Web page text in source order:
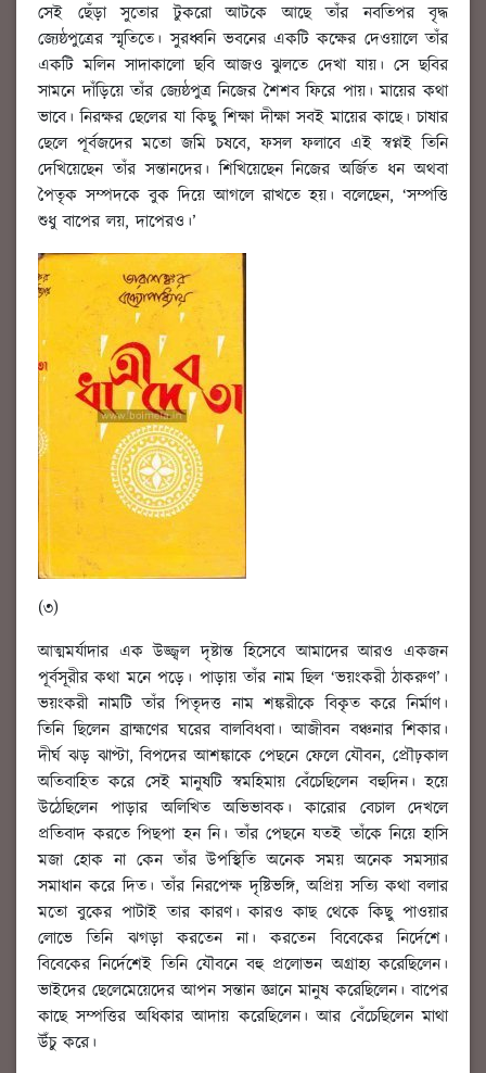
সেই ছেঁড়া সুতোর টুকরো আটকে আছে তাঁর নবতিপর বৃদ্ধ
জ্যেষ্ঠপুত্রের স্মৃতিতে। সুরধ্বনি ভবনের একটি কক্ষের দেওয়ালে তাঁর
একটি মলিন সাদাকালো ছবি আজও ঝুলতে দেখা যায়। সে ছবির
সামনে দাঁড়িয়ে তাঁর জ্যেষ্ঠপুত্র নিজের শৈশব ফিরে পায়। মায়ের কথা
ভাবে। নিরক্ষর ছেলের যা কিছু শিক্ষা দীক্ষা সবই মায়ের কাছে। চাষার
ছেলে পূর্বজদের মতো জমি চষবে, ফসল ফলাবে এই স্বপ্নই তিনি
দেখিয়েছেন তাঁর সন্তানদের। শিখিয়েছেন নিজের অর্জিত ধন অথবা
পৈতৃক সম্পদকে বুক দিয়ে আগলে রাখতে হয়। বলেছেন, ‘সম্পত্তি
শুধু বাপের লয়, দাপেরও।’
(৩)
আত্মমর্যাদার এক উজ্জ্বল দৃষ্টান্ত হিসেবে আমাদের আরও একজন
পূর্বসূরীর কথা মনে পড়ে। পাড়ায় তাঁর নাম ছিল ‘ভয়ংকরী ঠাকরুণ’।
ভয়ংকরী নামটি তাঁর পিতৃদত্ত নাম শঙ্করীকে বিকৃত করে নির্মাণ।
তিনি ছিলেন ব্রাহ্মণের ঘরের বালবিধবা। আজীবন বঞ্চনার শিকার।
দীর্ঘ ঝড় ঝাপ্টা, বিপদের আশঙ্কাকে পেছনে ফেলে যৌবন, প্রৌঢ়কাল
অতিবাহিত করে সেই মানুষটি স্বমহিমায় বেঁচেছিলেন বহুদিন। হয়ে
উঠেছিলেন পাড়ার অলিখিত অভিভাবক। কারোর বেচাল দেখলে
প্রতিবাদ করতে পিছপা হন নি। তাঁর পেছনে যতই তাঁকে নিয়ে হাসি
মজা হোক না কেন তাঁর উপস্থিতি অনেক সময় অনেক সমস্যার
সমাধান করে দিত। তাঁর নিরপেক্ষ দৃষ্টিভঙ্গি, অপ্রিয় সত্যি কথা বলার
মতো বুকের পাটাই তার কারণ। কারও কাছ থেকে কিছু পাওয়ার
লোভে তিনি ঝগড়া করতেন না। করতেন বিবেকের নির্দেশে।
বিবেকের নির্দেশেই তিনি যৌবনে বহু প্রলোভন অগ্রাহ্য করেছিলেন।
ভাইদের ছেলেমেয়েদের আপন সন্তান জ্ঞানে মানুষ করেছিলেন। বাপের
কাছে সম্পত্তির অধিকার আদায় করেছিলেন। আর বেঁচেছিলেন মাথা
উঁচু করে।